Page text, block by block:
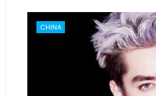
CHINA